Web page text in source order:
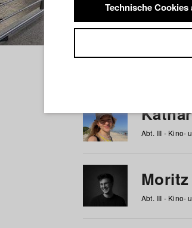
Studierende /
a b c d e f g h i j k
Abt. III - Kino-
Abt. III - Kino-
Technische Cookies